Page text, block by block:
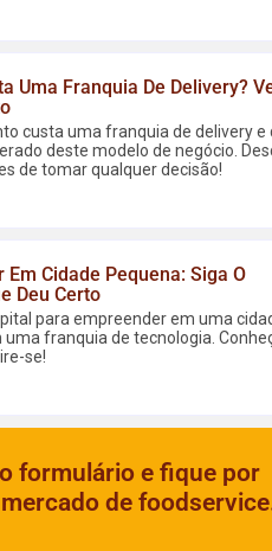
Uma Franquia De Delivery?
custa uma franquia de delivery e
deste modelo de negócio.
de tomar qualquer decisão!
Em Cidade Pequena: Siga O
Deu Certo
para empreender em uma
uma franquia de tecnologia.
se!
formulário e fique por
de